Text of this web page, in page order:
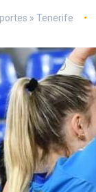
» Tenerife